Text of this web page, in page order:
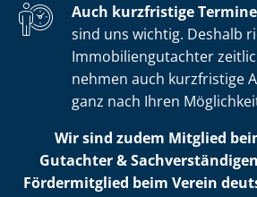
Auch kurzfristige
sind uns wichtig. Deshalb
Im­mo­bi­li­en­gut­ach­ter
nehmen auch kurzfristige
ganz nach Ihren
Wir sind zudem Mitglied
Gutachter &
Fördermitglied beim Verein